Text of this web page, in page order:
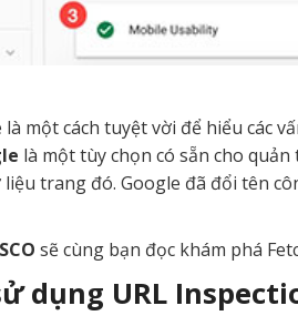
là một cách tuyệt vời để hiểu các
là một tùy chọn có sẵn cho
trang đó. Google đã đổi tên
sẽ cùng bạn đọc khám phá
dụng URL